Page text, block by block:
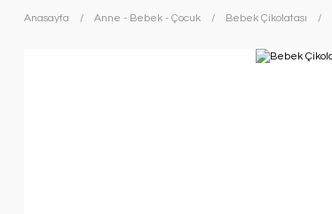
Anasayfa Anne - Bebek - Çocuk Bebek Çikolatası